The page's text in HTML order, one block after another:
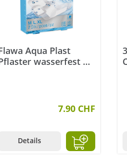
Aqua Plast
wasserfest 3
7.90 CHF
Details